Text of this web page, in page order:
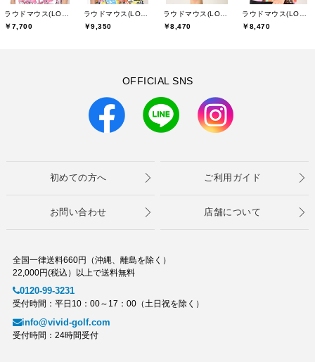
ラウドマウス(LOUDMOUTH)
￥7,700
ラウドマウス(LOUDMOUTH)
￥9,350
ラウドマウス(LOUDMOUTH)
￥8,470
ラウドマウス(LOUDMOUTH)
￥8,470
OFFICIAL SNS
初めての方へ ご利用ガイド
お問い合わせ 店舗について
全国一律送料660円（沖縄、離島を除く）
22,000円(税込）以上で送料無料
0120-99-3231
受付時間：平日10：00～17：00（土日祝を除く）
info@vivid-golf.com
受付時間：24時間受付